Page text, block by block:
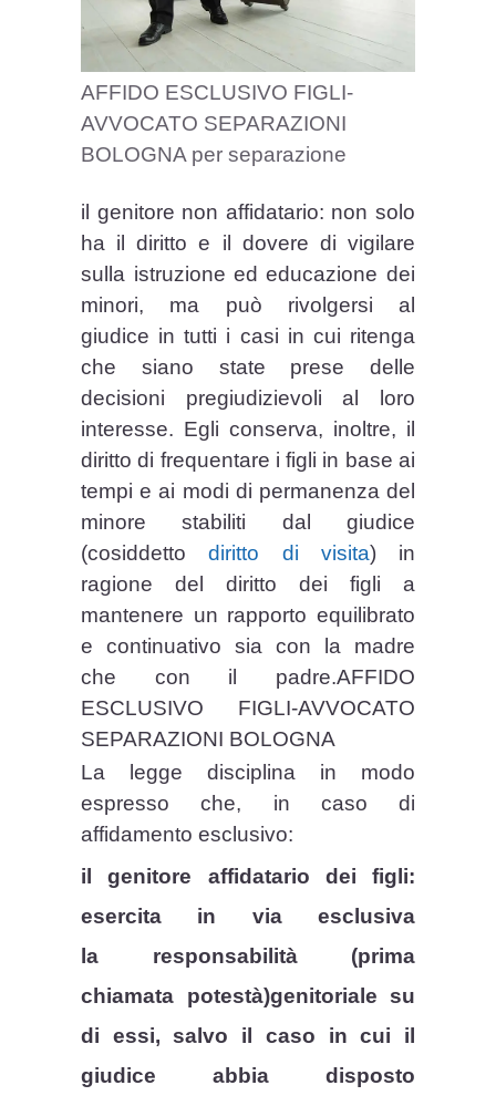
AFFIDO ESCLUSIVO FIGLI-
AVVOCATO SEPARAZIONI
BOLOGNA per separazione
il genitore non affidatario: non solo
ha il diritto e il dovere di vigilare
sulla istruzione ed educazione dei
minori, ma può rivolgersi al
giudice in tutti i casi in cui ritenga
che siano state prese delle
decisioni pregiudizievoli al loro
interesse. Egli conserva, inoltre, il
diritto di frequentare i figli in base ai
tempi e ai modi di permanenza del
minore stabiliti dal giudice
(cosiddettodiritto di visita) in
ragione del diritto dei figli a
mantenere un rapporto equilibrato
e continuativo sia con la madre
che con il padre.AFFIDO
ESCLUSIVO FIGLI-AVVOCATO
SEPARAZIONI BOLOGNA
La legge disciplina in modo
espresso che, in caso di
affidamento esclusivo:
il genitore affidatario dei figli:
esercita in via esclusiva
la responsabilità (prima
chiamata potestà)genitoriale su
di essi, salvo il caso in cui il
giudice abbia disposto